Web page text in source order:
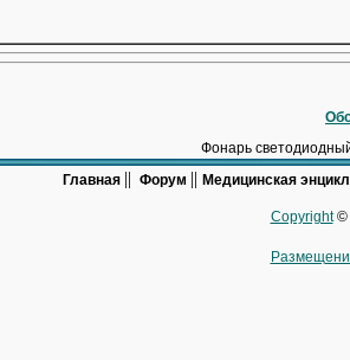
Фонарь
Главная || Форум || Медицинская
Copyright©